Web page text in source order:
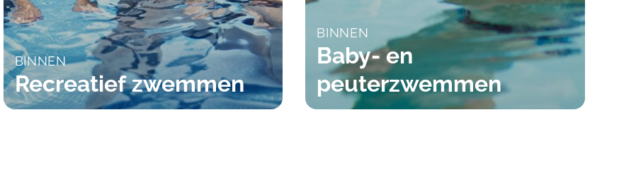
BINNEN
Recreatief zwemmen
BINNEN
Baby- en
peuterzwemmen